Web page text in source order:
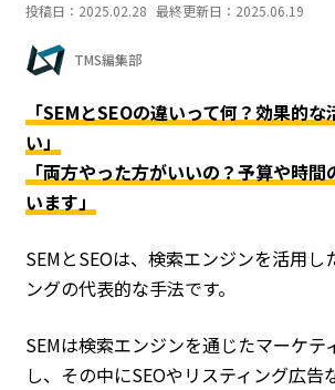
投稿日： 2025.02.28 最終更新日： 2025.06.19
TMS編集部
「SEMとSEOの違いって何？効果的
い」
「両方やった方がいいの？予算や時
います」
SEMとSEOは、検索エンジンを活用し
ングの代表的な手法です。
SEMは検索エンジンを通じたマーケテ
し、その中にSEOやリスティング広告